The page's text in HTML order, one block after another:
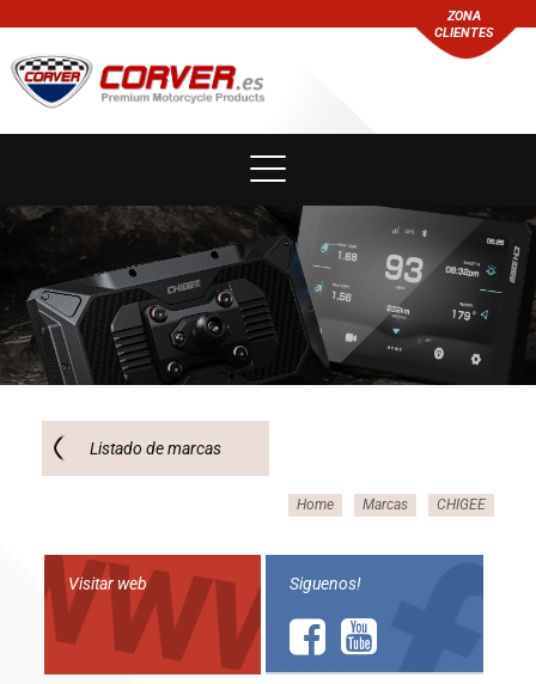
ZONA
CLIENTES
Listado de marcas
Home Marcas CHIGEE
Visitar web Siguenos!